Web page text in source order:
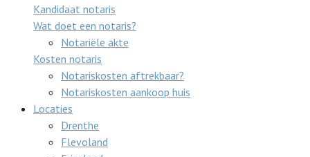
Kandidaat notaris
Wat doet een notaris?
Notariële akte
Kosten notaris
Notariskosten aftrekbaar?
Notariskosten aankoop huis
Locaties
Drenthe
Flevoland